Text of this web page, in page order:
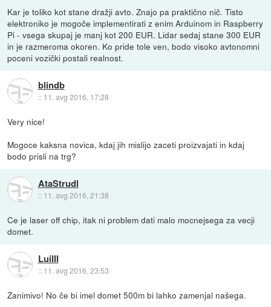
Kar je toliko kot stane dražji avto. Znajo pa praktično nič. Tisto
elektroniko je mogoče implementirati z enim Arduinom in Raspberry
Pi - vsega skupaj je manj kot 200 EUR. Lidar sedaj stane 300 EUR
in je razmeroma okoren. Ko pride tole ven, bodo visoko avtonomni
poceni vozički postali realnost.
blindb
:: 11. avg 2016, 17:28
Very nice!
Mogoce kaksna novica, kdaj jih mislijo zaceti proizvajati in kdaj
bodo prisli na trg?
AtaStrudl
:: 11. avg 2016, 21:38
Ce je laser off chip, itak ni problem dati malo mocnejsega za vecji
domet.
LuiIII
:: 11. avg 2016, 23:53
Zanimivo! No če bi imel domet 500m bi lahko zamenjal našega.